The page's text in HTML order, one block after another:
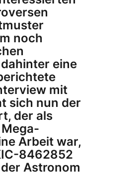
noch
eine
mit
sich nun der
der als
Arbeit war,
8462852
Astronom